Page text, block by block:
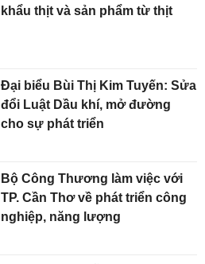
khẩu thịt và sản phẩm từ thịt
Đại biểu Bùi Thị Kim Tuyến: Sửa
đổi Luật Dầu khí, mở đường
cho sự phát triển
Bộ Công Thương làm việc với
TP. Cần Thơ về phát triển công
nghiệp, năng lượng